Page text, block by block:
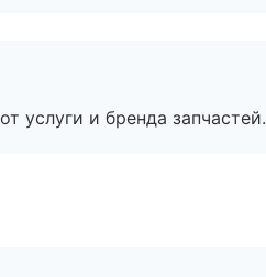
услуги и бренда запчастей.